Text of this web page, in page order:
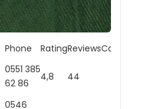
Phone RatingReviewsCategory
0551 385
62 86
4,8 44
0546